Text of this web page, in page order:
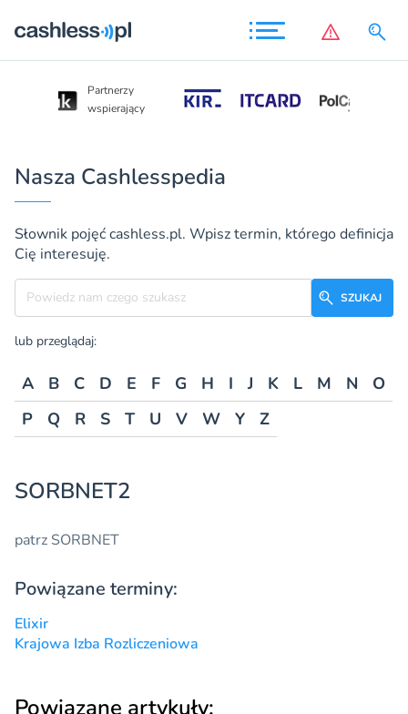
Partnerzy
wspierający
Nasza Cashlesspedia
Słownik pojęć cashless.pl. Wpisz termin, którego definicja
Cię interesuję.
Szukane hasło
SZUKAJ
lub przeglądaj:
A B C D E F G H I J K L M N
O
P
Q R S T U V W Y Z
SORBNET2
patrz SORBNET
Powiązane terminy:
Elixir
Krajowa Izba Rozliczeniowa
Powiązane artykuły: